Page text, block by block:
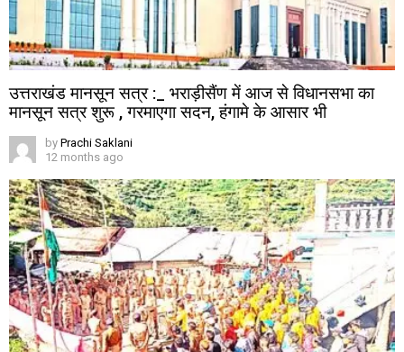
उत्तराखंड मानसून सत्र :_ भराड़ीसैंण में आज से विधानसभा का
मानसून सत्र शुरू , गरमाएगा सदन, हंगामे के आसार भी
by Prachi Saklani
12 months ago